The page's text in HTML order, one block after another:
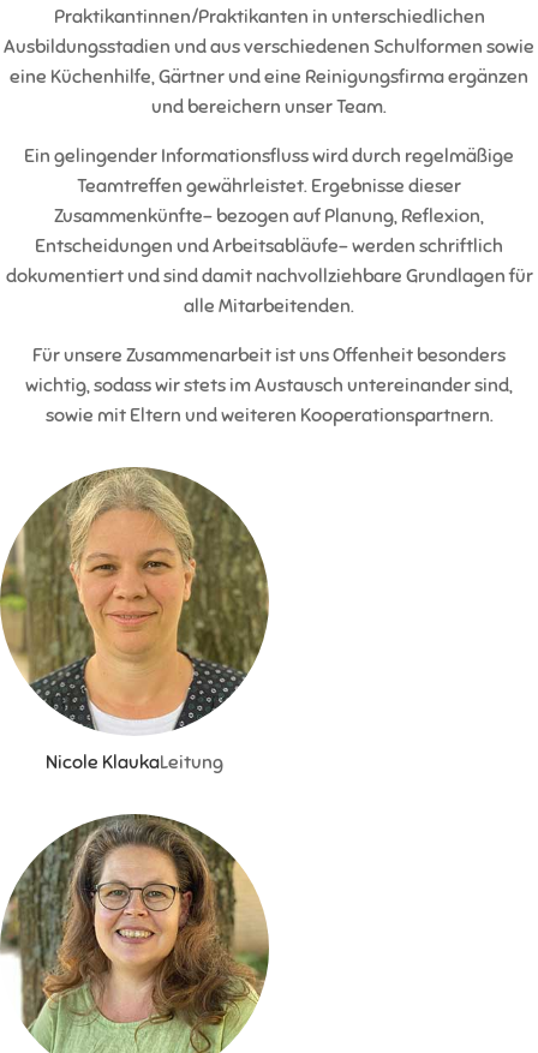
Praktikantinnen/Praktikanten in unterschiedlichen
Ausbildungsstadien und aus verschiedenen Schulformen sowie
eine Küchenhilfe, Gärtner und eine Reinigungsfirma ergänzen
und bereichern unser Team.
Ein gelingender Informationsfluss wird durch regelmäßige
Teamtreffen gewährleistet. Ergebnisse dieser
Zusammenkünfte- bezogen auf Planung, Reflexion,
Entscheidungen und Arbeitsabläufe- werden schriftlich
dokumentiert und sind damit nachvollziehbare Grundlagen für
alle Mitarbeitenden.
Für unsere Zusammenarbeit ist uns Offenheit besonders
wichtig, sodass wir stets im Austausch untereinander sind,
sowie mit Eltern und weiteren Kooperationspartnern.
Nicole KlaukaLeitung